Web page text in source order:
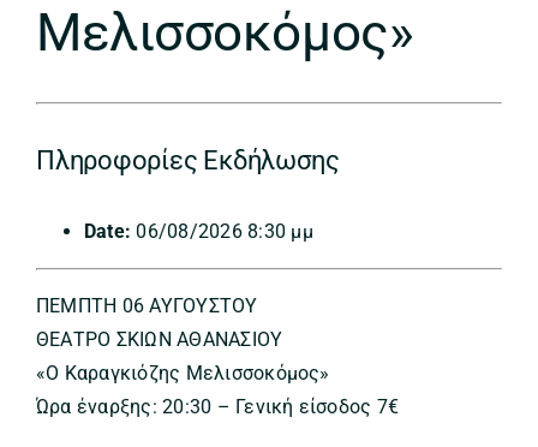
Μελισσοκόμος»
Πληροφορίες Εκδήλωσης
Date: 06/08/2026 8:30 μμ
ΠΕΜΠΤΗ 06 ΑΥΓΟΥΣΤΟΥ
ΘΕΑΤΡΟ ΣΚΙΩΝ ΑΘΑΝΑΣΙΟΥ
«Ο Καραγκιόζης Μελισσοκόμος»
Ώρα έναρξης: 20:30 – Γενική είσοδος 7€